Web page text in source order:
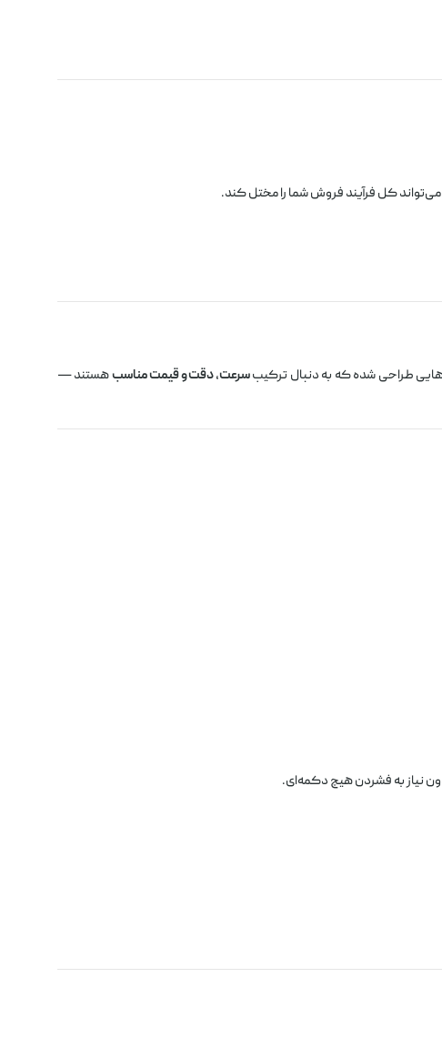
کل فرآیند فروش شما را مختل کند.
طراحی شده که به دنبال ترکیبسرعت، دقت و قیمت مناسبهستند —
نیاز به فشردن هیچ دکمه‌ای.